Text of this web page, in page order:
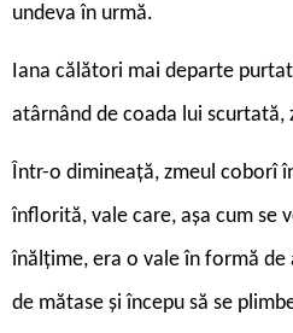
undeva în urmă.
Iana călători mai departe
atârnând de coada lui scurtată,
Într-o dimineață, zmeul coborî
înflorită, vale care, așa cum se
înălțime, era o vale în formă de
de mătase și începu să se